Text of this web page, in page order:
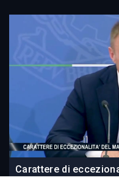
Carattere di